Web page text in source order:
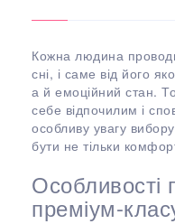
Кожна людина
сні, і саме від його
а й емоційний стан.
себе відпочилим і
особливу увагу
бути не тільки
Особливості
преміум-